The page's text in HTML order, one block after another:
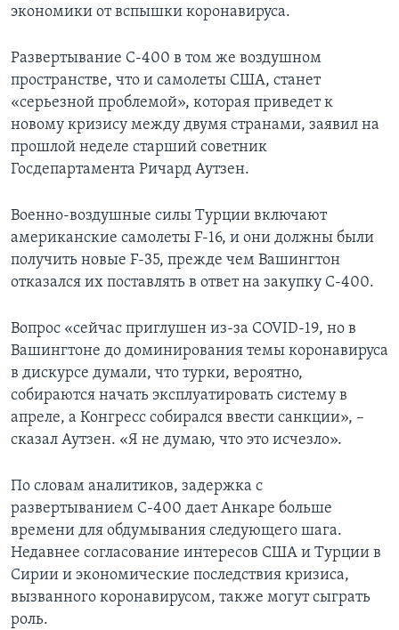
экономики от вспышки коронавируса.
Развертывание С-400 в том же воздушном
пространстве, что и самолеты США, станет
«серьезной проблемой», которая приведет к
новому кризису между двумя странами, заявил на
прошлой неделе старший советник
Госдепартамента Ричард Аутзен.
Военно-воздушные силы Турции включают
американские самолеты F-16, и они должны были
получить новые F-35, прежде чем Вашингтон
отказался их поставлять в ответ на закупку С-400.
Вопрос «сейчас приглушен из-за COVID-19, но в
Вашингтоне до доминирования темы коронавируса
в дискурсе думали, что турки, вероятно,
собираются начать эксплуатировать систему в
апреле, а Конгресс собирался ввести санкции», –
сказал Аутзен. «Я не думаю, что это исчезло».
По словам аналитиков, задержка с
развертыванием С-400 дает Анкаре больше
времени для обдумывания следующего шага.
Недавнее согласование интересов США и Турции в
Сирии и экономические последствия кризиса,
вызванного коронавирусом, также могут сыграть
роль.